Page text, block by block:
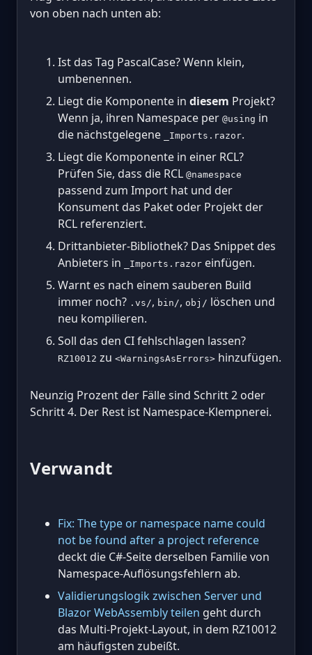
von oben nach unten ab:
Ist das Tag PascalCase? Wenn klein,
umbenennen.
Liegt die Komponente in diesem Projekt?
Wenn ja, ihren Namespace per @using in
die nächstgelegene
_Imports.razor.
Liegt die Komponente in einer RCL?
Prüfen Sie, dass die RCL @namespace
passend zum Import hat und der
Konsument das Paket oder Projekt der
RCL referenziert.
Drittanbieter-Bibliothek? Das Snippet des
Anbieters in
_Imports.razor einfügen.
Warnt es nach einem sauberen Build
immer noch? .vs/, bin/, obj/ löschen und
neu kompilieren.
Soll das den CI fehlschlagen lassen?
RZ10012 zu <WarningsAsErrors> hinzufügen.
Neunzig Prozent der Fälle sind Schritt 2 oder
Schritt 4. Der Rest ist Namespace-Klempnerei.
Verwandt
Fix: The type or namespace name could
not be found after a project reference
deckt die C#-Seite derselben Familie von
Namespace-Auflösungsfehlern ab.
Validierungslogik zwischen Server und
Blazor WebAssembly teilen geht durch
das Multi-Projekt-Layout, in dem RZ10012
am häufigsten zubeißt.